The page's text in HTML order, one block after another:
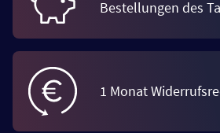
Bestellungen des
1 Monat